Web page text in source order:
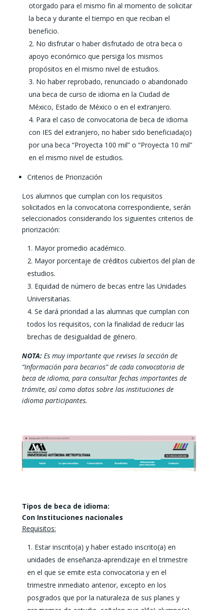
otorgado para el mismo fin al momento de solicitar
la beca y durante el tiempo en que reciban el
beneficio.
No disfrutar o haber disfrutado de otra beca o
apoyo económico que persiga los mismos
propósitos en el mismo nivel de estudios.
No haber reprobado, renunciado o abandonado
una beca de curso de idioma en la Ciudad de
México, Estado de México o en el extranjero.
Para el caso de convocatoria de beca de idioma
con IES del extranjero, no haber sido beneficiada(o)
por una beca “Proyecta 100 mil” o “Proyecta 10 mil”
en el mismo nivel de estudios.
Criterios de Priorización
Los alumnos que cumplan con los requisitos
solicitados en la convocatoria correspondiente, serán
seleccionados considerando los siguientes criterios de
priorización:
Mayor promedio académico.
Mayor porcentaje de créditos cubiertos del plan de
estudios.
Equidad de número de becas entre las Unidades
Universitarias.
Se dará prioridad a las alumnas que cumplan con
todos los requisitos, con la finalidad de reducir las
brechas de desigualdad de género.
NOTA:Es muy importante que revises la sección de
“Información para becarios” de cada convocatoria de
beca de idioma, para consultar fechas importantes de
trámite, así como datos sobre las instituciones de
idioma participantes.
Tipos de beca de idioma:
Con Instituciones nacionales
Requisitos:
Estar inscrito(a) y haber estado inscrito(a) en
unidades de enseñanza-aprendizaje en el trimestre
en el que se emite esta convocatoria y en el
trimestre inmediato anterior, excepto en los
posgrados que por la naturaleza de sus planes y